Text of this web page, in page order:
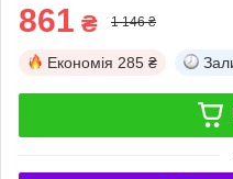
861 ₴ 1 146 ₴
Економія 285 ₴